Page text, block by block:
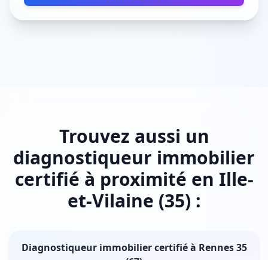
Trouvez aussi un
diagnostiqueur immobilier
certifié à proximité en Ille-
et-Vilaine (35) :
Diagnostiqueur immobilier certifié à Rennes 35